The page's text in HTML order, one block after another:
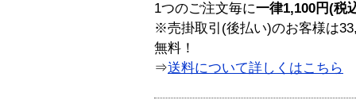
1つのご注文毎に一律1,100円(税
※売掛取引(後払い)のお客様は
無料！
⇒送料について詳しくはこちら